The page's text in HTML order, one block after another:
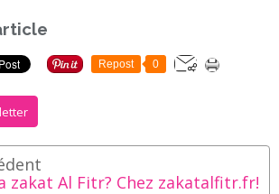
Repost 0
zakat Al Fitr? Chez zakatalfitr.fr!